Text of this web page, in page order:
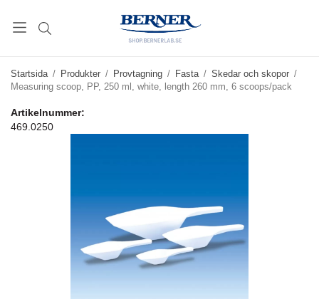
Startsida / Produkter / Provtagning / Fasta / Skedar och skopor /
Measuring scoop, PP, 250 ml, white, length 260 mm, 6 scoops/pack
Artikelnummer:
469.0250